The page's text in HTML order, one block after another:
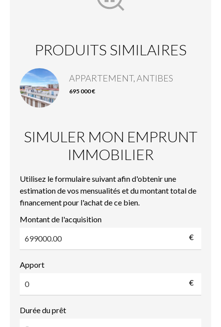
PRODUITS SIMILAIRES
APPARTEMENT, ANTIBES
695 000 €
SIMULER MON EMPRUNT
IMMOBILIER
Utilisez le formulaire suivant afin d'obtenir une
estimation de vos mensualités et du montant total de
financement pour l'achat de ce bien.
Montant de l'acquisition
€
Apport
€
Durée du prêt